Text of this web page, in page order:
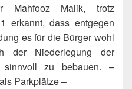
Mahfooz Malik, trotz
erkannt, dass entgegen
es für die Bürger wohl
der Niederlegung der
sinnvoll zu bebauen. –
Parkplätze –